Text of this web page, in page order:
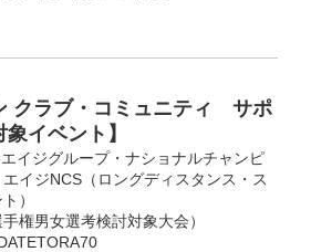
クラブ・コミュニティ サポ
イベント】
イジグループ・ナショナルチャンピ
イジNCS（ロングディスタンス・ス
）
権男女選考検討対象大会）